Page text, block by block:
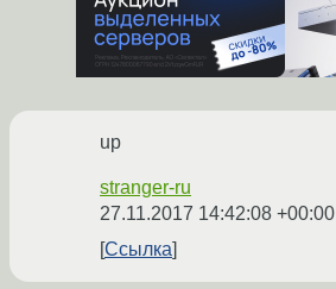
up
stranger-ru
27.11.2017 14:42:08 +00:00
Ссылка